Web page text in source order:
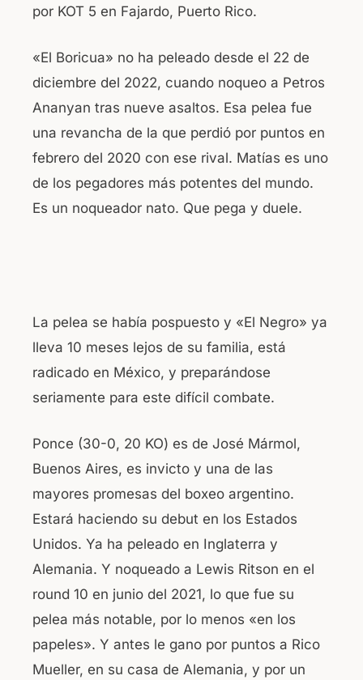
por KOT 5 en Fajardo, Puerto Rico.
«El Boricua» no ha peleado desde el 22 de
diciembre del 2022, cuando noqueo a Petros
Ananyan tras nueve asaltos. Esa pelea fue
una revancha de la que perdió por puntos en
febrero del 2020 con ese rival. Matías es uno
de los pegadores más potentes del mundo.
Es un noqueador nato. Que pega y duele.
La pelea se había pospuesto y «El Negro» ya
lleva 10 meses lejos de su familia, está
radicado en México, y preparándose
seriamente para este difícil combate.
Ponce (30-0, 20 KO) es de José Mármol,
Buenos Aires, es invicto y una de las
mayores promesas del boxeo argentino.
Estará haciendo su debut en los Estados
Unidos. Ya ha peleado en Inglaterra y
Alemania. Y noqueado a Lewis Ritson en el
round 10 en junio del 2021, lo que fue su
pelea más notable, por lo menos «en los
papeles». Y antes le gano por puntos a Rico
Mueller, en su casa de Alemania, y por un